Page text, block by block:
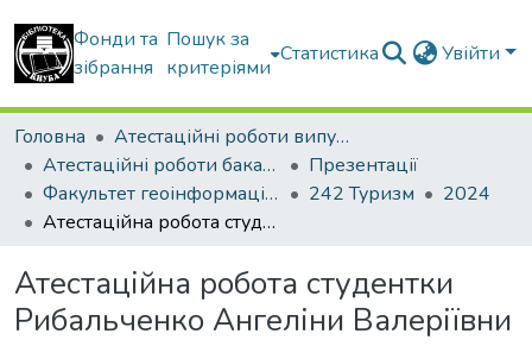
Фонди та
зібрання
Пошук за
критеріями
Статистика Увійти
Головна
Атестаційні роботи випускників
Атестаційні роботи бакалаврів
Презентації
Факультет геоінформаційних систем та управління територіями
242 Туризм
2024
Атестаційна робота студентки Рибальченко Ангеліни Валеріївни
Атестаційна робота студентки
Рибальченко Ангеліни Валеріївни